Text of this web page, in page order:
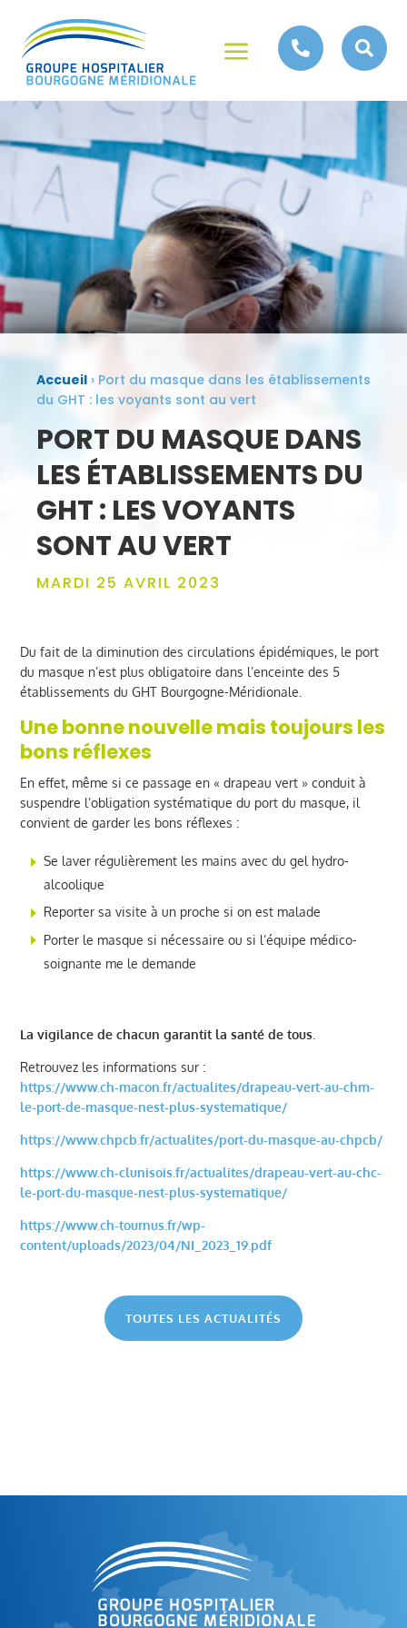
a  
Accueil › Port du masque dans les établissements
du GHT : les voyants sont au vert
PORT DU MASQUE DANS
LES ÉTABLISSEMENTS DU
GHT : LES VOYANTS
SONT AU VERT
MARDI 25 AVRIL 2023
Du fait de la diminution des circulations épidémiques, le port
du masque n’est plus obligatoire dans l’enceinte des 5
établissements du GHT Bourgogne-Méridionale.
Une bonne nouvelle mais toujours les
bons réflexes
En effet, même si ce passage en « drapeau vert » conduit à
suspendre l’obligation systématique du port du masque, il
convient de garder les bons réflexes :
Se laver régulièrement les mains avec du gel hydro-
alcoolique
Reporter sa visite à un proche si on est malade
Porter le masque si nécessaire ou si l’équipe médico-
soignante me le demande
La vigilance de chacun garantit la santé de tous
Retrouvez les informations sur :
https://www.ch-macon.fr/actualites/drapeau-vert-au-chm-
le-port-de-masque-nest-plus-systematique/
https://www.chpcb.fr/actualites/port-du-masque-au-chpcb/
https://www.ch-clunisois.fr/actualites/drapeau-vert-au-chc-
le-port-du-masque-nest-plus-systematique/
https://www.ch-tournus.fr/wp-
content/uploads/2023/04/NI_2023_19.pdf
TOUTES LES ACTUALITÉS